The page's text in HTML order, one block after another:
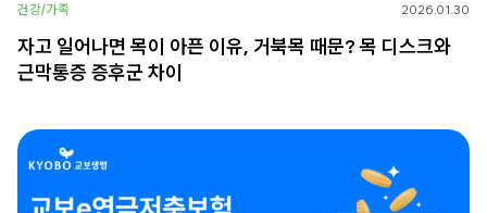
건강/가족 2026.01.30
자고 일어나면 목이 아픈 이유, 거북목 때문? 목 디스크와
근막통증 증후군 차이